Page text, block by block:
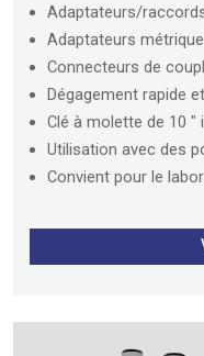
Adaptateurs/
Adaptateurs
Connecteurs de
Dégagement rapide
Clé à molette de 10 "
Utilisation avec des
Convient pour le